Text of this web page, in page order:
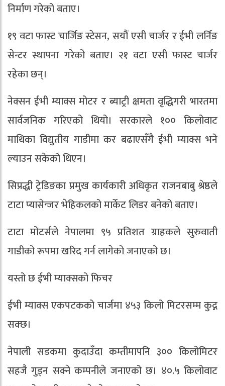
निर्माण गरेको बताए।
१९ वटा फास्ट चार्जिङ स्टेसन, सयौं एसी चार्जर र ईभी लर्निङ
सेन्टर स्थापना गरेको बताए। २१ वटा एसी फास्ट चार्जर
रहेका छन्।
नेक्सन ईभी म्याक्स मोटर र ब्याट्री क्षमता वृद्धिगरी भारतमा
सार्वजनिक गरिएको थियो। सरकारले १०० किलोवाट
माथिका विद्युतीय गाडीमा कर बढाएसँगै ईभी म्याक्स भने
ल्याउन सकेको थिएन।
सिप्रद्धी ट्रेडिङका प्रमुख कार्यकारी अधिकृत राजनबाबु श्रेष्ठले
टाटा प्यासेन्जर भेहिकलको मार्केट लिडर बनेको बताए।
टाटा मोटर्सले नेपालमा ९५ प्रतिशत ग्राहकले सुरुवाती
गाडीको रूपमा खरिद गर्न लागेको जनाएको छ।
यस्तो छ ईभी म्याक्सको फिचर
ईभी म्याक्स एकपटकको चार्जमा ४५३ किलो मिटरसम्म कुद्न
सक्छ।
नेपाली सडकमा कुदाउँदा कम्तीमापनि ३०० किलोमिटर
सहजै गुड्न सक्ने कम्पनीले जनाएको छ। ४०.५ किलोवाट